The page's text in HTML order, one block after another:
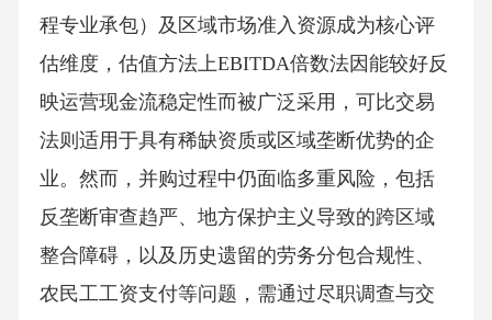
程专业承包）及区域市场准入资源成为核心评
估维度，估值方法上EBITDA倍数法因能较好反
映运营现金流稳定性而被广泛采用，可比交易
法则适用于具有稀缺资质或区域垄断优势的企
业。然而，并购过程中仍面临多重风险，包括
反垄断审查趋严、地方保护主义导致的跨区域
整合障碍，以及历史遗留的劳务分包合规性、
农民工工资支付等问题，需通过尽职调查与交